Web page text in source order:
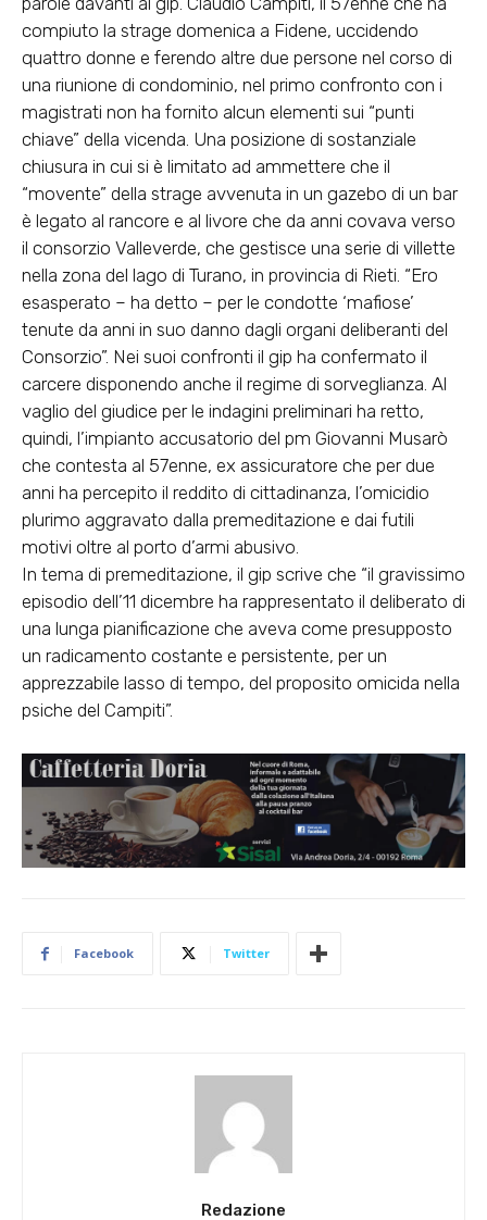
compiuto la strage domenica a Fidene, uccidendo
quattro donne e ferendo altre due persone nel corso di
una riunione di condominio, nel primo confronto con i
magistrati non ha fornito alcun elementi sui “punti
chiave” della vicenda. Una posizione di sostanziale
chiusura in cui si è limitato ad ammettere che il
“movente” della strage avvenuta in un gazebo di un bar
è legato al rancore e al livore che da anni covava verso
il consorzio Valleverde, che gestisce una serie di villette
nella zona del lago di Turano, in provincia di Rieti. “Ero
esasperato – ha detto – per le condotte ‘mafiose’
tenute da anni in suo danno dagli organi deliberanti del
Consorzio”. Nei suoi confronti il gip ha confermato il
carcere disponendo anche il regime di sorveglianza. Al
vaglio del giudice per le indagini preliminari ha retto,
quindi, l’impianto accusatorio del pm Giovanni Musarò
che contesta al 57enne, ex assicuratore che per due
anni ha percepito il reddito di cittadinanza, l’omicidio
plurimo aggravato dalla premeditazione e dai futili
motivi oltre al porto d’armi abusivo.
In tema di premeditazione, il gip scrive che “il gravissimo
episodio dell’11 dicembre ha rappresentato il deliberato di
una lunga pianificazione che aveva come presupposto
un radicamento costante e persistente, per un
apprezzabile lasso di tempo, del proposito omicida nella
psiche del Campiti”.
Facebook Twitter
Redazione